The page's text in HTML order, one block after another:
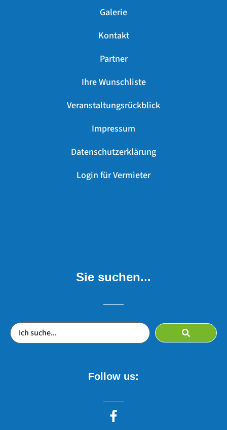
Galerie
Kontakt
Partner
Ihre Wunschliste
Veranstaltungsrückblick
Impressum
Datenschutzerklärung
Login für Vermieter
Sie suchen...
Follow us: